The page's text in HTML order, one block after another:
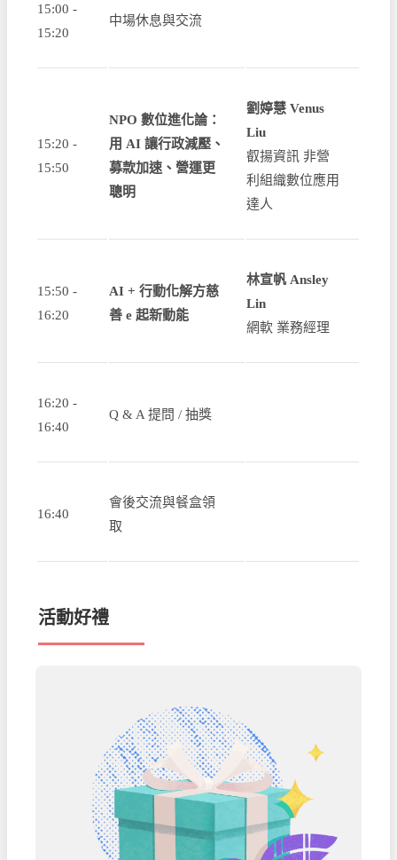
15:00 -
15:20
中場休息與交流
15:20 -
15:50
NPO 數位進化論：
用 AI 讓行政減壓、
募款加速、營運更
聰明
劉婷慧 Venus
Liu
叡揚資訊 非營
利組織數位應用
達人
15:50 -
16:20
AI + 行動化解方慈
善 e 起新動能
林宣帆 Ansley
Lin
網軟 業務經理
16:20 -
16:40
Q & A 提問 / 抽獎
16:40
會後交流與餐盒領
取
活動好禮